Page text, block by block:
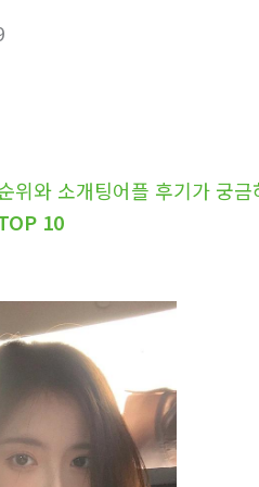
위와 소개팅어플 후기가 궁금
10